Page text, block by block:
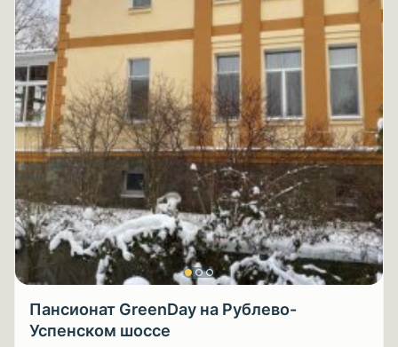
Пансионат GreenDay на Рублево-
Успенском шоссе